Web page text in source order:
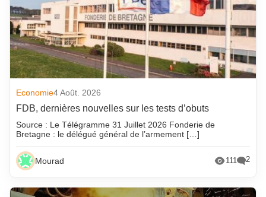
Economie4 Août. 2026
FDB, dernières nouvelles sur les tests d’obuts
Source : Le Télégramme 31 Juillet 2026 Fonderie de
Bretagne : le délégué général de l’armement […]
Mourad 111 2